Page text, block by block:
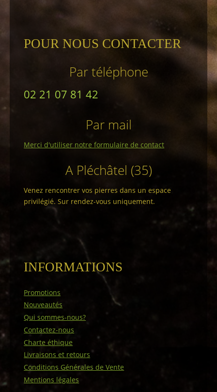
POUR NOUS CONTACTER
Par téléphone
02 21 07 81 42
Par mail
Merci d'utiliser notre formulaire de contact
A Pléchâtel (35)
Venez rencontrer vos pierres dans un espace
privilégié. Sur rendez-vous uniquement.
INFORMATIONS
Promotions
Nouveautés
Qui sommes-nous?
Contactez-nous
Charte éthique
Livraisons et retours
Conditions Générales de Vente
Mentions légales